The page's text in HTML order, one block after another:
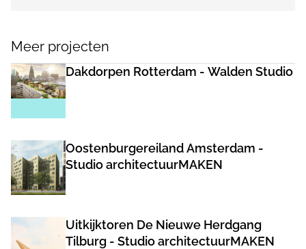
Meer projecten
Dakdorpen Rotterdam - Walden Studio
Oostenburgereiland Amsterdam -
Studio architectuurMAKEN
Uitkijktoren De Nieuwe Herdgang
Tilburg - Studio architectuurMAKEN